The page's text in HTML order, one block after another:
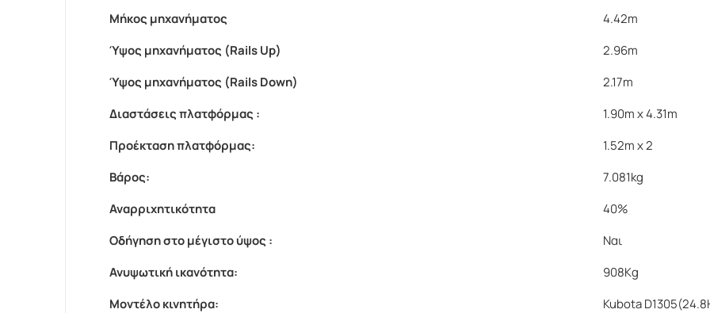
Μήκος μηχανήματος
4.42m
Ύψος μηχανήματος (Rails Up)
2.96m
Ύψος μηχανήματος (Rails Down)
2.17m
Διαστάσεις πλατφόρμας :
1.90m x 4.31m
Προέκταση πλατφόρμας:
1.52m x 2
Βάρος:
7.081kg
Αναρριχητικότητα
40%
Οδήγηση στο μέγιστο ύψος :
Ναι
Ανυψωτική ικανότητα:
908Kg
Μοντέλο κινητήρα:
Kubota